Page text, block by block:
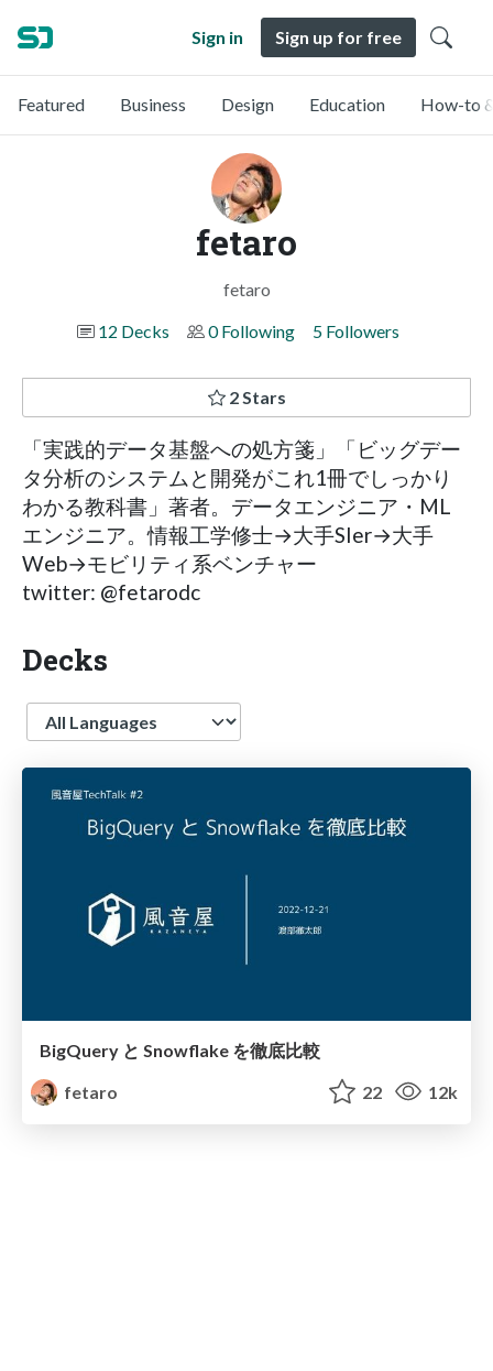
Sign in Sign up for free
Featured Business Design Education How-to
fetaro
fetaro
12 Decks
0 Following 5 Followers
2 Stars
「実践的データ基盤への処方箋」「ビッグデー
タ分析のシステムと開発がこれ1冊でしっかり
わかる教科書」著者。データエンジニア・ML
エンジニア。情報工学修士→大手SIer→大手
Web→モビリティ系ベンチャー
twitter: @fetarodc
Decks
Language
BigQuery と Snowflake を徹底比較
fetaro
22 12k